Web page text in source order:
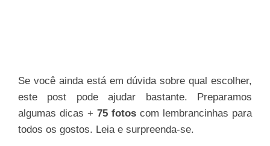
Se você ainda está em dúvida sobre qual escolher,
este post pode ajudar bastante. Preparamos
algumas dicas + 75 fotos com lembrancinhas para
todos os gostos. Leia e surpreenda-se.